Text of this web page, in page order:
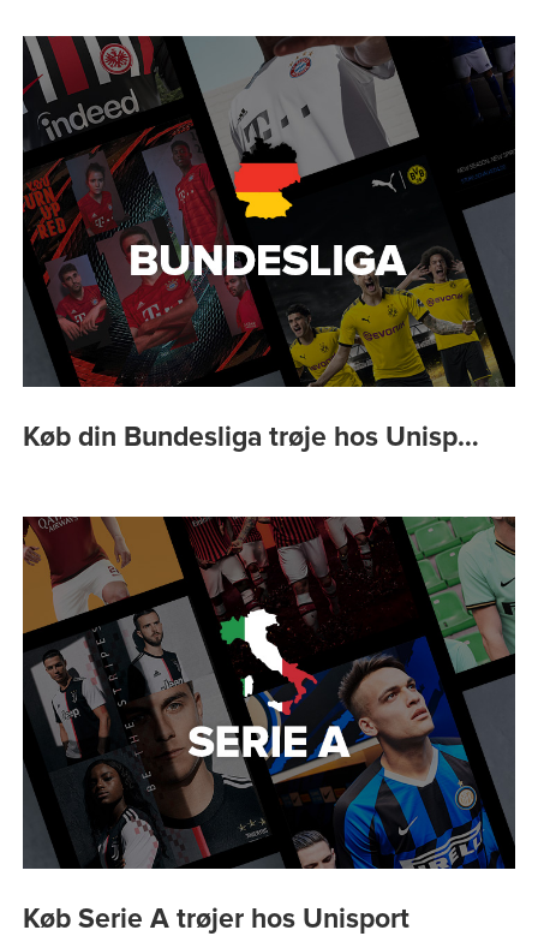
Køb din Bundesliga trøje hos Unisp…
Køb Serie A trøjer hos Unisport